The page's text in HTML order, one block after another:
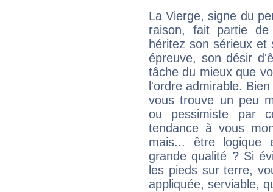
La Vierge, signe du
raison, fait partie
héritez son sérieux
épreuve, son désir
tâche du mieux que
l'ordre admirable.
vous trouve un peu
ou pessimiste par
tendance à vous
mais... être logique
grande qualité ? Si
les pieds sur terre,
appliquée, serviable,